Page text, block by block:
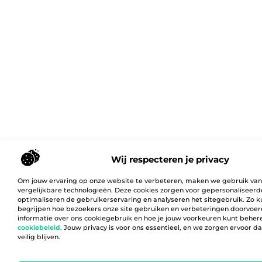
Wij respecteren je privacy
Om jouw ervaring op onze website te verbeteren, maken we gebruik
vergelijkbare technologieën. Deze cookies zorgen voor
optimaliseren de gebruikerservaring en analyseren het sitegebruik. Zo
begrijpen hoe bezoekers onze site gebruiken en verbeteringen
informatie over ons cookiegebruik en hoe je jouw voorkeuren kunt
cookiebeleid. Jouw privacy is voor ons essentieel, en we zorgen ervoor
veilig blijven.